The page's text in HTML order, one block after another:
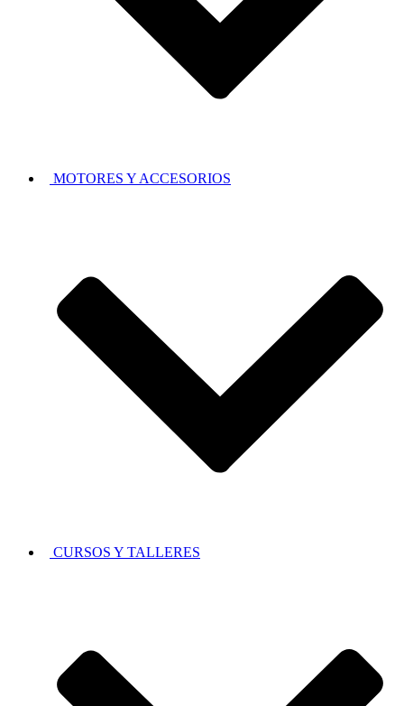
MOTORES Y ACCESORIOS
CURSOS Y TALLERES